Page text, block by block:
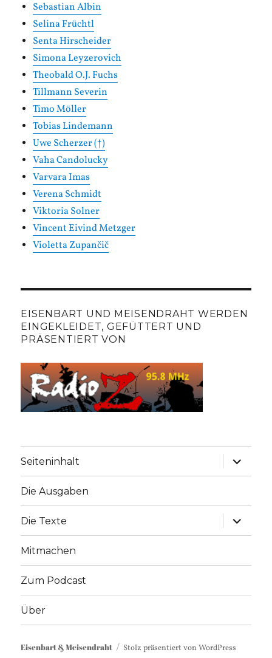
Sebastian Albin
Selina Früchtl
Senta Hirscheider
Simona Leyzerovich
Theobald O.J. Fuchs
Tillmann Severin
Timo Möller
Tobias Lindemann
Uwe Scherzer (†)
Vaha Candolucky
Varvara Imas
Verena Schmidt
Viktoria Solner
Vincent Eivind Metzger
Violetta Zupančič
EISENBART UND MEISENDRAHT WERDEN
EINGEKLEIDET, GEFÜTTERT UND
PRÄSENTIERT VON
Seiteninhalt
Die Ausgaben
Die Texte
Mitmachen
Zum Podcast
Über
Eisenbart & Meisendraht Stolz präsentiert von WordPress